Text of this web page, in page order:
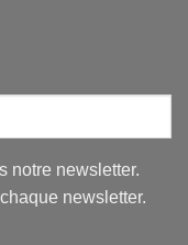
notre newsletter.
newsletter.